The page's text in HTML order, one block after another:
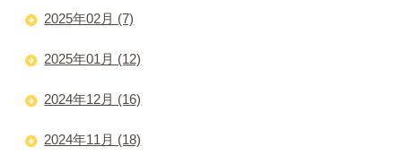
2025年02月 (7)
2025年01月 (12)
2024年12月 (16)
2024年11月 (18)